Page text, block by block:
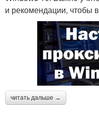
и рекомендации, чтобы
читать дальше →